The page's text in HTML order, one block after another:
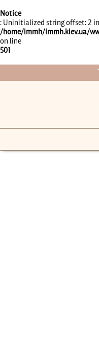
Notice
: Uninitialized string offset: 2 in
/home/immh/immh.kiev.ua/
on line
501